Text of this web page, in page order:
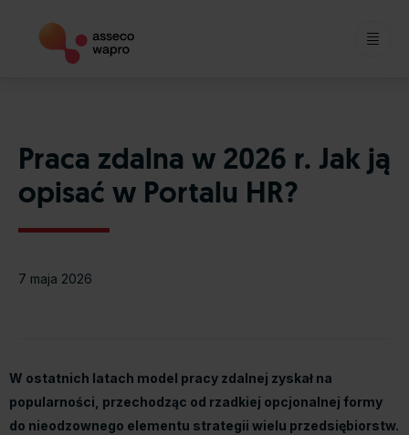
Praca zdalna w 2026 r. Jak ją
opisać w Portalu HR?
7 maja 2026
W ostatnich latach model pracy zdalnej zyskał na
popularności, przechodząc od rzadkiej opcjonalnej formy
do nieodzownego elementu strategii wielu przedsiębiorstw.